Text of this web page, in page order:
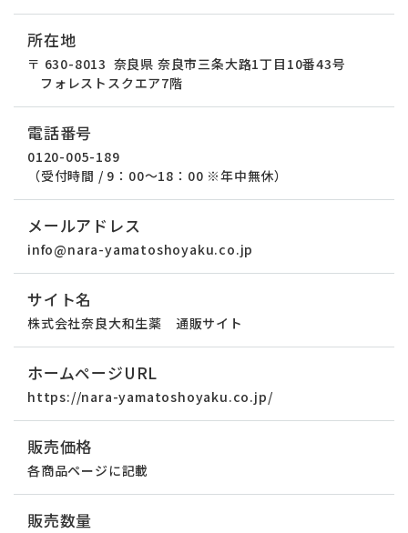
所在地
〒 630-8013 奈良県 奈良市三条大路1丁目10番43号
フォレストスクエア7階
電話番号
0120-005-189
（受付時間 / 9：00～18：00 ※年中無休）
メールアドレス
info@nara-yamatoshoyaku.co.jp
サイト名
株式会社奈良大和生薬 通販サイト
ホームページURL
https://nara-yamatoshoyaku.co.jp/
販売価格
各商品ページに記載
販売数量